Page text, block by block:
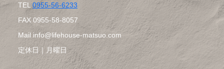
TEL0955-56-6233
FAX 0955-58-8057
Mail info@lifehouse-matsuo.com
定休日｜月曜日